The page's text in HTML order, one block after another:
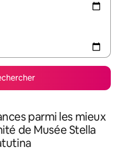
parmi les mieux
de Musée Stella